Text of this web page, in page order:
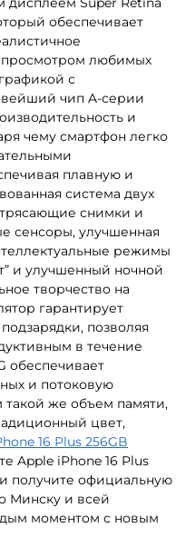
обеспечивает
просмотром любимых
с
чип A-серии
и
чему смартфон легко
плавную и
система двух
снимки и
сенсоры, улучшенная
режимы
и улучшенный ночной
творчество на
гарантирует
позволяя
в течение
обеспечивает
и потоковую
такой же объем памяти,
цвет,
16 Plus 256GB
Apple iPhone 16 Plus
получите официальную
Минску и всей
моментом с новым